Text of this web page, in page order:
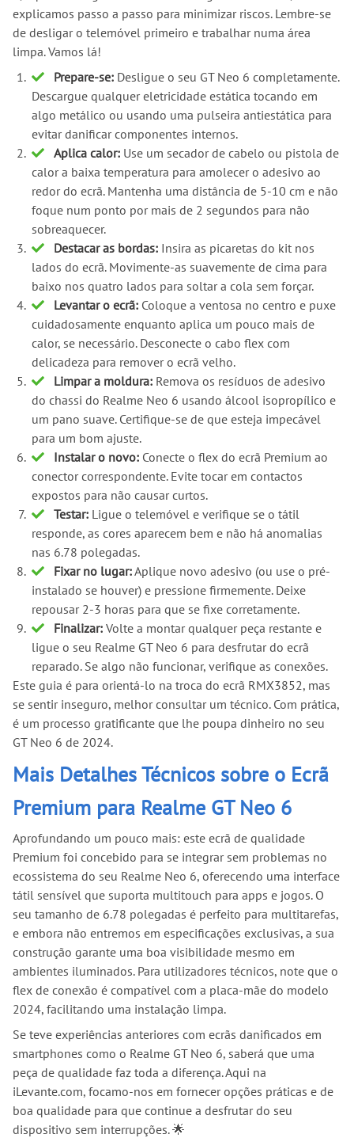
explicamos passo a passo para minimizar riscos. Lembre-se
de desligar o telemóvel primeiro e trabalhar numa área
limpa. Vamos lá!
Prepare-se: Desligue o seu GT Neo 6 completamente.
Descargue qualquer eletricidade estática tocando em
algo metálico ou usando uma pulseira antiestática para
evitar danificar componentes internos.
Aplica calor: Use um secador de cabelo ou pistola de
calor a baixa temperatura para amolecer o adesivo ao
redor do ecrã. Mantenha uma distância de 5-10 cm e não
foque num ponto por mais de 2 segundos para não
sobreaquecer.
Destacar as bordas: Insira as picaretas do kit nos
lados do ecrã. Movimente-as suavemente de cima para
baixo nos quatro lados para soltar a cola sem forçar.
Levantar o ecrã: Coloque a ventosa no centro e puxe
cuidadosamente enquanto aplica um pouco mais de
calor, se necessário. Desconecte o cabo flex com
delicadeza para remover o ecrã velho.
Limpar a moldura: Remova os resíduos de adesivo
do chassi do Realme Neo 6 usando álcool isopropílico e
um pano suave. Certifique-se de que esteja impecável
para um bom ajuste.
Instalar o novo: Conecte o flex do ecrã Premium ao
conector correspondente. Evite tocar em contactos
expostos para não causar curtos.
Testar: Ligue o telemóvel e verifique se o tátil
responde, as cores aparecem bem e não há anomalias
nas 6.78 polegadas.
Fixar no lugar:Aplique novo adesivo (ou use o pré-
instalado se houver) e pressione firmemente. Deixe
repousar 2-3 horas para que se fixe corretamente.
Finalizar: Volte a montar qualquer peça restante e
ligue o seu Realme GT Neo 6 para desfrutar do ecrã
reparado. Se algo não funcionar, verifique as conexões.
Este guia é para orientá-lo na troca do ecrã RMX3852, mas
se sentir inseguro, melhor consultar um técnico. Com prática,
é um processo gratificante que lhe poupa dinheiro no seu
GT Neo 6 de 2024.
Mais Detalhes Técnicos sobre o Ecrã
Premium para Realme GT Neo 6
Aprofundando um pouco mais: este ecrã de qualidade
Premium foi concebido para se integrar sem problemas no
ecossistema do seu Realme Neo 6, oferecendo uma interface
tátil sensível que suporta multitouch para apps e jogos. O
seu tamanho de 6.78 polegadas é perfeito para multitarefas,
e embora não entremos em especificações exclusivas, a sua
construção garante uma boa visibilidade mesmo em
ambientes iluminados. Para utilizadores técnicos, note que o
flex de conexão é compatível com a placa-mãe do modelo
2024, facilitando uma instalação limpa.
Se teve experiências anteriores com ecrãs danificados em
smartphones como o Realme GT Neo 6, saberá que uma
peça de qualidade faz toda a diferença. Aqui na
iLevante.com, focamo-nos em fornecer opções práticas e de
boa qualidade para que continue a desfrutar do seu
dispositivo sem interrupções. 🌟